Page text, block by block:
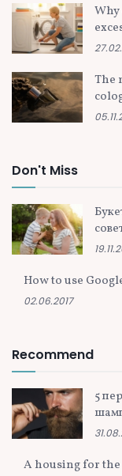
The
Don't Miss
How to use
02.06.2017
Recommend
5
A housing for